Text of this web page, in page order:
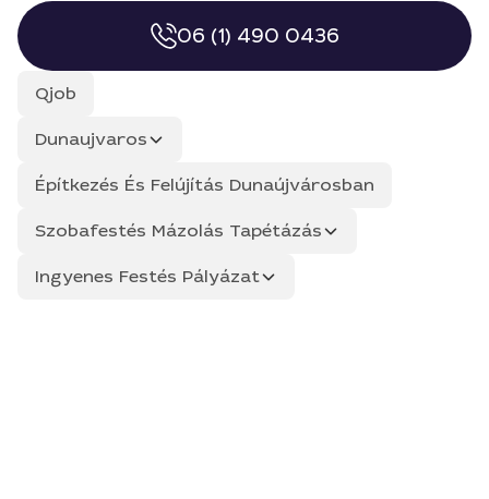
06 (1) 490 0436
Qjob
Dunaujvaros
Építkezés És Felújítás Dunaújvárosban
Szobafestés Mázolás Tapétázás
Ingyenes Festés Pályázat